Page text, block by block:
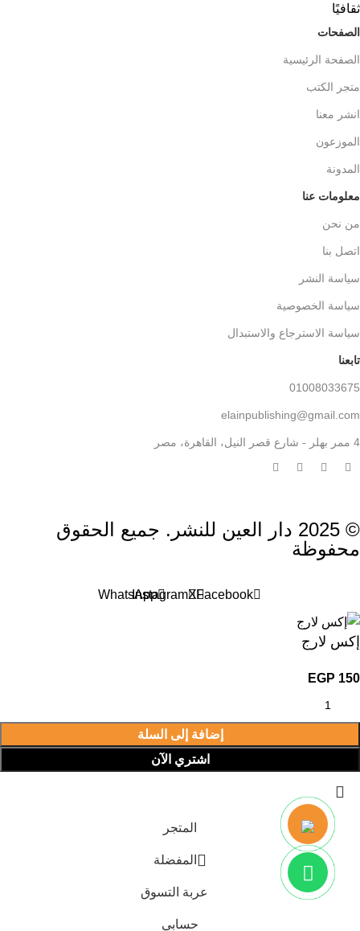
ثقافيًا
الصفحات
الصفحة الرئيسية
متجر الكتب
انشر معنا
الموزعون
المدونة
معلومات عنا
من نحن
اتصل بنا
سياسة النشر
سياسة الخصوصية
سياسة الاسترجاع والاستبدال
تابعنا
01008033675
elainpublishing@gmail.com
4 ممر بهلر - شارع قصر النيل، القاهرة، مصر
© 2025 دار العين للنشر. جميع الحقوق
محفوظة
Facebook
X
Instagram
WhatsApp
إكس لارج
EGP 150
إضافة إلى السلة
اشتري الآن
المتجر
المفضلة
عربة التسوق
حسابي